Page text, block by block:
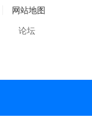
网站地图
论坛